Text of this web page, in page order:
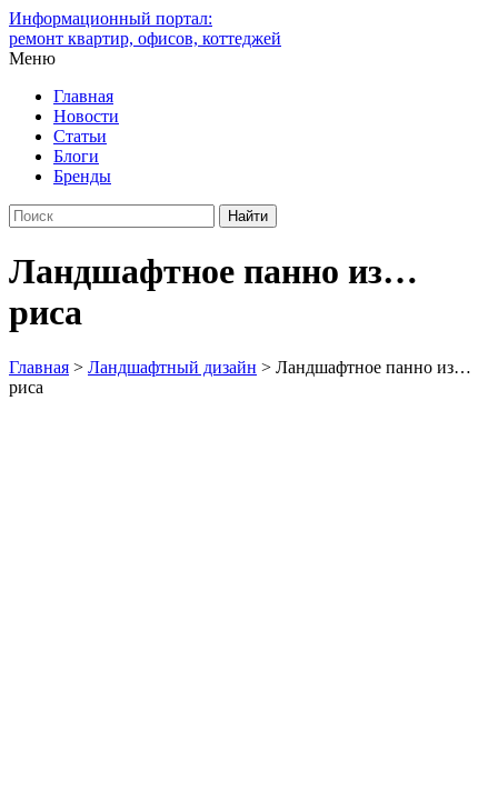
Информационный портал:
ремонт квартир, офисов, коттеджей
Меню
Главная
Новости
Статьи
Блоги
Бренды
Ландшафтное панно из…
риса
Главная > Ландшафтный дизайн > Ландшафтное панно из…
риса